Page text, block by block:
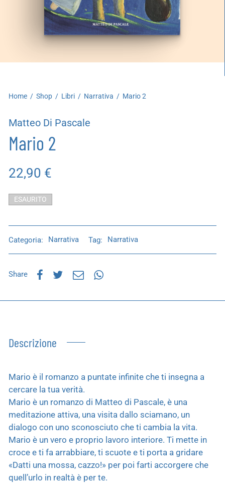
Home / Shop / Libri / Narrativa / Mario 2
Matteo Di Pascale
Mario 2
22,90 €
ESAURITO
Categoria: Narrativa Tag: Narrativa
Share
Descrizione
Mario è il romanzo a puntate infinite che ti insegna a
cercare la tua verità.
Mario è un romanzo di Matteo di Pascale, è una
meditazione attiva, una visita dallo sciamano, un
dialogo con uno sconosciuto che ti cambia la vita.
Mario è un vero e proprio lavoro interiore. Ti mette in
croce e ti fa arrabbiare, ti scuote e ti porta a gridare
«Datti una mossa, cazzo!» per poi farti accorgere che
quell’urlo in realtà è per te.